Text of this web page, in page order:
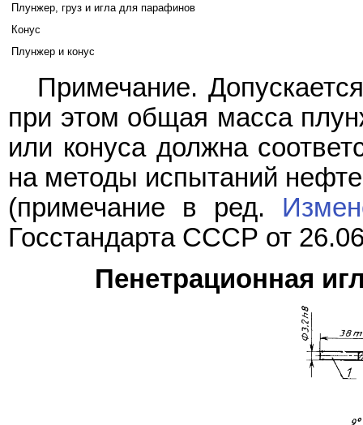
Плунжер, груз и игла для парафинов
Конус
Плунжер и конус
Примечание.
при этом общая масса
или конуса должна
на методы испытаний
(примечание в ред.
Госстандарта СССР от
Пенетрационная